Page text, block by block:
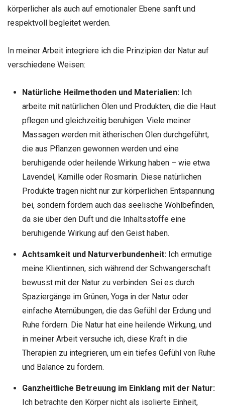
körperlicher als auch auf emotionaler Ebene sanft und
respektvoll begleitet werden.
In meiner Arbeit integriere ich die Prinzipien der Natur auf
verschiedene Weisen:
Natürliche Heilmethoden und Materialien: Ich
arbeite mit natürlichen Ölen und Produkten, die die Haut
pflegen und gleichzeitig beruhigen. Viele meiner
Massagen werden mit ätherischen Ölen durchgeführt,
die aus Pflanzen gewonnen werden und eine
beruhigende oder heilende Wirkung haben – wie etwa
Lavendel, Kamille oder Rosmarin. Diese natürlichen
Produkte tragen nicht nur zur körperlichen Entspannung
bei, sondern fördern auch das seelische Wohlbefinden,
da sie über den Duft und die Inhaltsstoffe eine
beruhigende Wirkung auf den Geist haben.
Achtsamkeit und Naturverbundenheit: Ich ermutige
meine Klientinnen, sich während der Schwangerschaft
bewusst mit der Natur zu verbinden. Sei es durch
Spaziergänge im Grünen, Yoga in der Natur oder
einfache Atemübungen, die das Gefühl der Erdung und
Ruhe fördern. Die Natur hat eine heilende Wirkung, und
in meiner Arbeit versuche ich, diese Kraft in die
Therapien zu integrieren, um ein tiefes Gefühl von Ruhe
und Balance zu fördern.
Ganzheitliche Betreuung im Einklang mit der Natur:
Ich betrachte den Körper nicht als isolierte Einheit,